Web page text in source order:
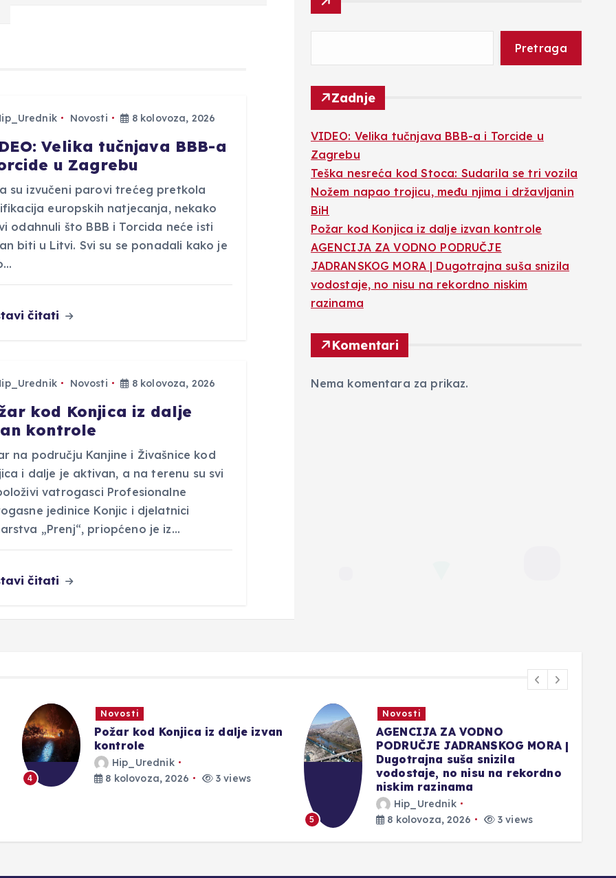
Novosti 8 kolovoza, 2026
Velika tučnjava BBB-a
u Zagrebu
su izvučeni parovi trećeg pretkola
europskih natjecanja, nekako
odahnuli što BBB i Torcida neće isti
biti u Litvi. Svi su se ponadali kako je
čitati
Novosti 8 kolovoza, 2026
kod Konjica iz dalje
kontrole
na području Kanjine i Živašnice kod
i dalje je aktivan, a na terenu su svi
vatrogasci Profesionalne
jedinice Konjic i djelatnici
„Prenj“, priopćeno je iz…
čitati
Pretraga
Zadnje
VIDEO: Velika tučnjava BBB-a i Torcide u
Zagrebu
Teška nesreća kod Stoca: Sudarila se tri vozila
Nožem napao trojicu, među njima i državljanin
BiH
Požar kod Konjica iz dalje izvan kontrole
AGENCIJA ZA VODNO PODRUČJE
JADRANSKOG MORA | Dugotrajna suša snizila
vodostaje, no nisu na rekordno niskim
razinama
Komentari
Nema komentara za prikaz.
Novosti
AGENCIJA ZA VODNO
PODRUČJE JADRANSKOG MORA |
Dugotrajna suša snizila
vodostaje, no nisu na rekordno
niskim razinama
6
Novosti
VELIKA INVESTICIJA U
SREDIŠTU MOSTARA: Zgrada
Autocesta FBiH imat će 8
katova, raspisan natječaj za
uređenje interijera!
Hip_Urednik
8 kolovoza, 2026
3 views